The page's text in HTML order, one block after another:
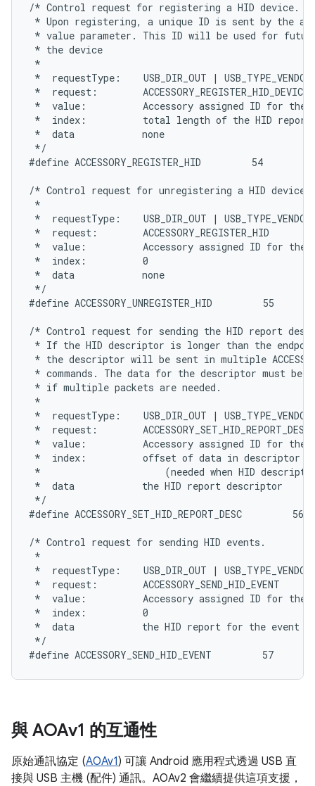
/* Control request for registering a HID device.
* Upon registering, a unique ID is sent by the
* value parameter. This ID will be used for future
* the device
*
*  requestType:    USB_DIR_OUT | USB_TYPE_VENDOR
*  request:        ACCESSORY_REGISTER_HID_DEVICE
*  value:          Accessory assigned ID for the
*  index:          total length of the HID report
*  data            none
*/
#define ACCESSORY_REGISTER_HID         54
/* Control request for unregistering a HID device.
*
*  requestType:    USB_DIR_OUT | USB_TYPE_VENDOR
*  request:        ACCESSORY_REGISTER_HID
*  value:          Accessory assigned ID for the
*  index:          0
*  data            none
*/
#define ACCESSORY_UNREGISTER_HID         55
/* Control request for sending the HID report
* If the HID descriptor is longer than the
* the descriptor will be sent in multiple
* commands. The data for the descriptor must be
* if multiple packets are needed.
*
*  requestType:    USB_DIR_OUT | USB_TYPE_VENDOR
*  request:        ACCESSORY_SET_HID_REPORT_DESC
*  value:          Accessory assigned ID for the
*  index:          offset of data in descriptor
*                      (needed when HID
*  data            the HID report descriptor
*/
#define ACCESSORY_SET_HID_REPORT_DESC         56
/* Control request for sending HID events.
*
*  requestType:    USB_DIR_OUT | USB_TYPE_VENDOR
*  request:        ACCESSORY_SEND_HID_EVENT
*  value:          Accessory assigned ID for the
*  index:          0
*  data            the HID report for the event
*/
與 AOAv1 的互通性
原始通訊協定 (AOAv1) 可讓 Android 應用程式透過 USB 直
接與 USB 主機 (配件) 通訊。AOAv2 會繼續提供這項支援，